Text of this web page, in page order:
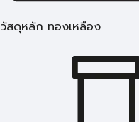
วัสดุหลัก ทองเหลือง